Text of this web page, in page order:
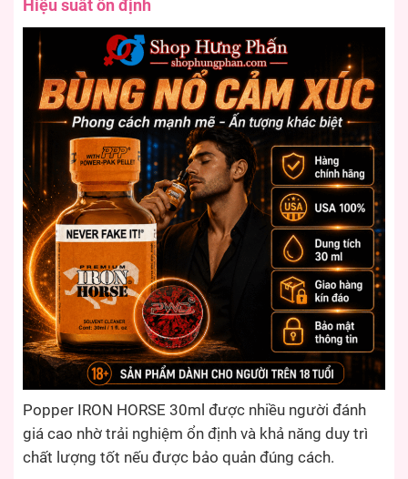
Hiệu suất ổn định
Popper IRON HORSE 30ml được nhiều người đánh
giá cao nhờ trải nghiệm ổn định và khả năng duy trì
chất lượng tốt nếu được bảo quản đúng cách.